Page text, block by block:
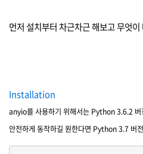
먼저 설치부터 차근차근 해보고 무엇
Installation
anyio를 사용하기 위해서는 Python 3.6.2 버
안전하게 동작하길 원한다면 Python 3.7 버